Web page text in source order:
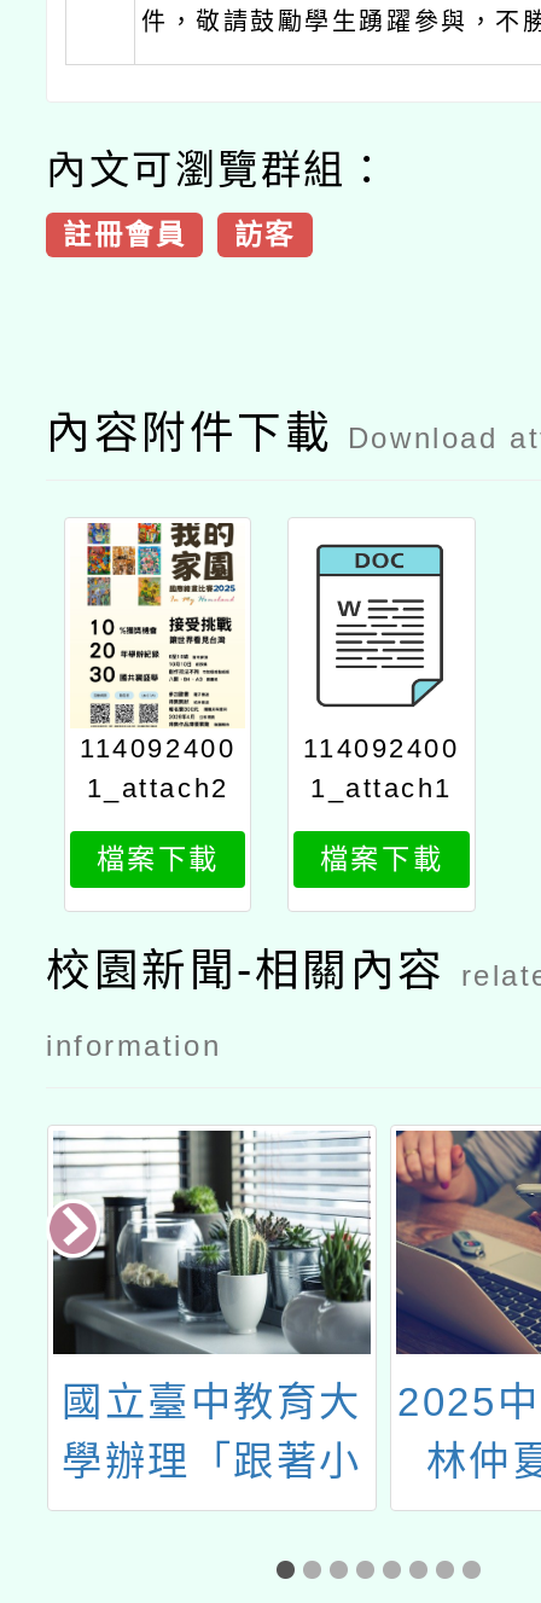
件，敬請鼓勵學生踴躍參與，不
內文可瀏覽群組：
註冊會員 訪客
內容附件下載 Download
114092400
1_attach2
檔案下載
114092400
1_attach1
檔案下載
校園新聞-相關內容
information
國立臺中教育大
學辦理「跟著小
鷹阿柴遊臺灣」
競賽說明及海報
2025
林仲